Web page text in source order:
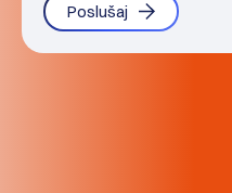
Poslušaj